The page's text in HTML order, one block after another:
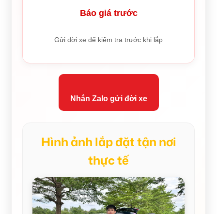
Báo giá trước
Gửi đời xe để kiểm tra trước khi lắp
Nhắn Zalo gửi đời xe
Hình ảnh lắp đặt tận nơi
thực tế